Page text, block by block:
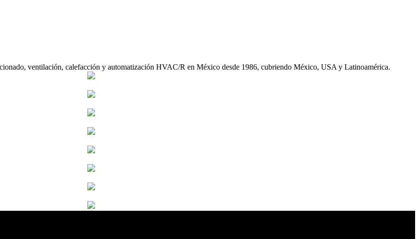
ventilación, calefacción y automatización HVAC/R en México desde 1986, cubriendo México, USA y Latinoamérica.